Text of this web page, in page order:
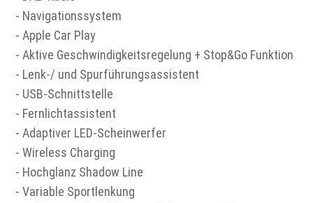
- Navigationssystem
- Apple Car Play
- Aktive Geschwindigkeitsregelung + Stop&Go Funktion
- Lenk-/ und Spurführungsassistent
- USB-Schnittstelle
- Fernlichtassistent
- Adaptiver LED-Scheinwerfer
- Wireless Charging
- Hochglanz Shadow Line
- Variable Sportlenkung